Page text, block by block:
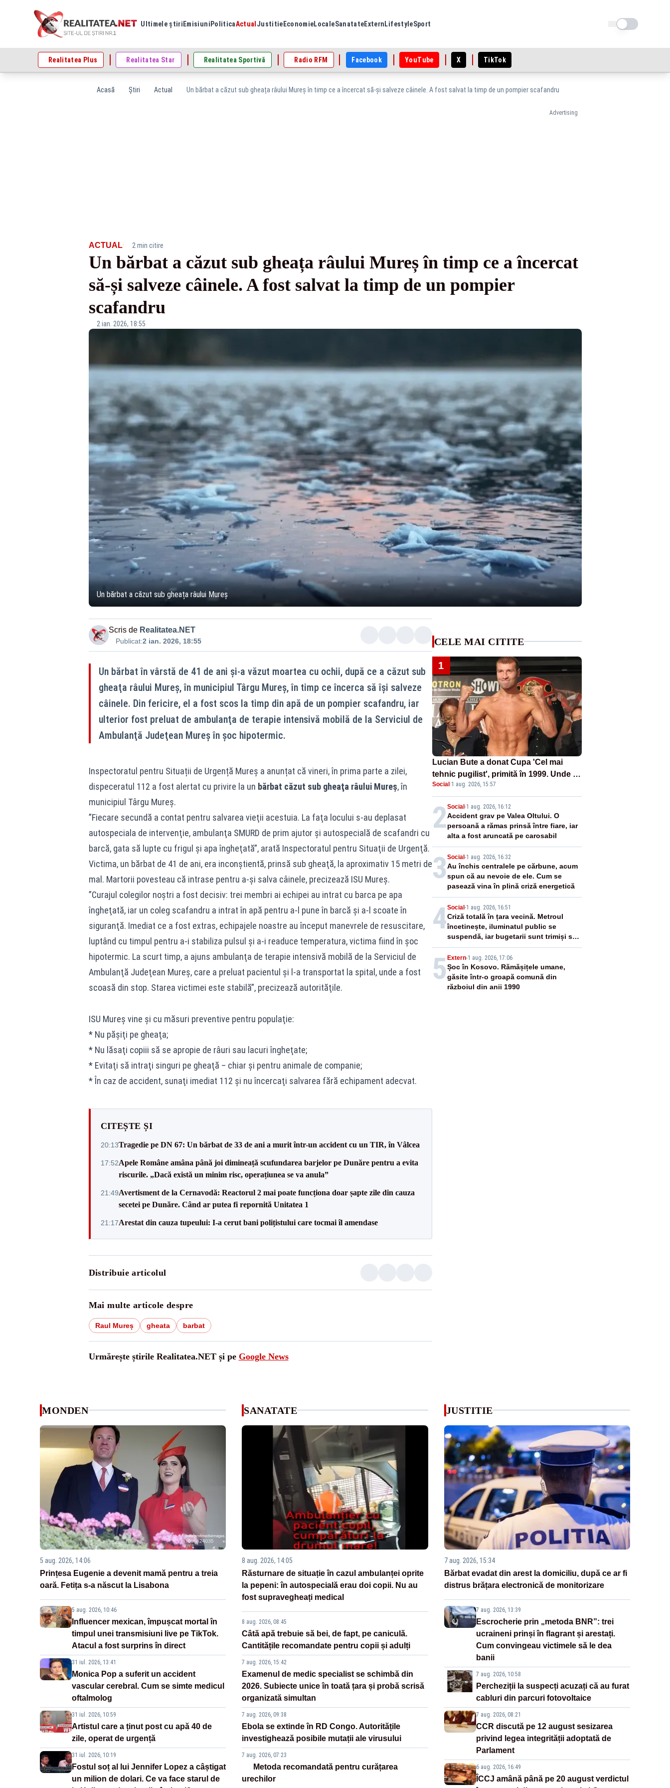
Ultimele știri Emisiuni PoliticaActual Justitie EconomieLocaleSanatateExtern LifestyleSport Schimba tema
Realitatea Plus Realitatea Star Realitatea Sportivă Radio RFM Facebook YouTube X TikTok
Acasă Știri Actual Un bărbat a căzut sub gheața râului Mureș în timp ce a încercat să-și salveze câinele. A fost salvat la timp de un pompier scafandru
Advertising
ACTUAL· 2 min citire
Un bărbat a căzut sub gheața râului Mureș în timp ce a încercat
să-și salveze câinele. A fost salvat la timp de un pompier
scafandru
2 ian. 2026, 18:55
Un bărbat a căzut sub gheața râului Mureș
Scris de Realitatea.NET
Publicat:2 ian. 2026, 18:55
Un bărbat în vârstă de 41 de ani și-a văzut moartea cu ochii, după ce a căzut sub
gheaţa râului Mureş, în municipiul Târgu Mureş, în timp ce încerca să își salveze
câinele. Din fericire, el a fost scos la timp din apă de un pompier scafandru, iar
ulterior fost preluat de ambulanţa de terapie intensivă mobilă de la Serviciul de
Ambulanţă Judeţean Mureş în șoc hipotermic.
Inspectoratul pentru Situații de Urgență Mureş a anunțat că vineri, în prima parte a zilei,
dispeceratul 112 a fost alertat cu privire la un bărbat căzut sub gheaţa râului Mureş, în
municipiul Târgu Mureş.
”Fiecare secundă a contat pentru salvarea vieţii acestuia. La faţa locului s-au deplasat
autospeciala de intervenţie, ambulanţa SMURD de prim ajutor şi autospecială de scafandri cu
barcă, gata să lupte cu frigul şi apa îngheţată”, arată Inspectoratul pentru Situaţii de Urgenţă.
Victima, un bărbat de 41 de ani, era inconştientă, prinsă sub gheaţă, la aproximativ 15 metri de
mal. Martorii povesteau că intrase pentru a-şi salva câinele, precizează ISU Mureş.
”Curajul colegilor noştri a fost decisiv: trei membri ai echipei au intrat cu barca pe apa
îngheţată, iar un coleg scafandru a intrat în apă pentru a-l pune în barcă şi a-l scoate în
siguranţă. Imediat ce a fost extras, echipajele noastre au început manevrele de resuscitare,
luptând cu timpul pentru a-i stabiliza pulsul şi a-i readuce temperatura, victima fiind în şoc
hipotermic. La scurt timp, a ajuns ambulanţa de terapie intensivă mobilă de la Serviciul de
Ambulanţă Judeţean Mureş, care a preluat pacientul şi l-a transportat la spital, unde a fost
scoasă din stop. Starea victimei este stabilă”, precizează autorităţile.
ISU Mureş vine şi cu măsuri preventive pentru populaţie:
* Nu păşiţi pe gheaţa;
* Nu lăsaţi copiii să se apropie de râuri sau lacuri îngheţate;
* ⁠Evitaţi să intraţi singuri pe gheaţă – chiar şi pentru animale de companie;
* ⁠În caz de accident, sunaţi imediat 112 şi nu încercaţi salvarea fără echipament adecvat.
CITEȘTE ȘI
20:13Tragedie pe DN 67: Un bărbat de 33 de ani a murit într-un accident cu un TIR, în Vâlcea
17:52Apele Române amâna până joi dimineață scufundarea barjelor pe Dunăre pentru a evita
riscurile. „Dacă există un minim risc, operațiunea se va anula”
21:49Avertisment de la Cernavodă: Reactorul 2 mai poate funcționa doar șapte zile din cauza
secetei pe Dunăre. Când ar putea fi repornită Unitatea 1
21:17Arestat din cauza tupeului: I-a cerut bani polițistului care tocmai îl amendase
Distribuie articolul
Mai multe articole despre
Raul Mureș gheata barbat
Urmărește știrile Realitatea.NET și pe Google News
CELE MAI CITITE
1
Lucian Bute a donat Cupa 'Cel mai
tehnic pugilist', primită în 1999. Unde va
putea fi admirat trofeul
Social·1 aug. 2026, 15:57
2Social-1 aug. 2026, 16:12
Accident grav pe Valea Oltului. O
persoană a rămas prinsă între fiare, iar
alta a fost aruncată pe carosabil
3 Social-1 aug. 2026, 16:32
Au închis centralele pe cărbune, acum
spun că au nevoie de ele. Cum se
pasează vina în plină criză energetică
4Social-1 aug. 2026, 16:51
Criză totală în țara vecină. Metroul
încetinește, iluminatul public se
suspendă, iar bugetarii sunt trimiși să
lucreze de acasă
5 Extern-1 aug. 2026, 17:06
Șoc în Kosovo. Rămășițele umane,
găsite într-o groapă comună din
războiul din anii 1990
MONDEN
5 aug. 2026, 14:06
Prințesa Eugenie a devenit mamă pentru a treia
oară. Fetița s-a născut la Lisabona
5 aug. 2026, 10:46
Influencer mexican, împușcat mortal în
timpul unei transmisiuni live pe TikTok.
Atacul a fost surprins în direct
31 iul. 2026, 13:41
Monica Pop a suferit un accident
vascular cerebral. Cum se simte medicul
oftalmolog
31 iul. 2026, 10:59
Artistul care a ținut post cu apă 40 de
zile, operat de urgență
31 iul. 2026, 10:19
Fostul soț al lui Jennifer Lopez a câștigat
un milion de dolari. Ce va face starul de
SANATATE
8 aug. 2026, 14:05
Răsturnare de situație în cazul ambulanței oprite
la pepeni: în autospecială erau doi copii. Nu au
fost supravegheați medical
8 aug. 2026, 08:45
Câtă apă trebuie să bei, de fapt, pe caniculă.
Cantitățile recomandate pentru copii și adulți
7 aug. 2026, 15:42
Examenul de medic specialist se schimbă din
2026. Subiecte unice în toată țara și probă scrisă
organizată simultan
7 aug. 2026, 09:38
Ebola se extinde în RD Congo. Autoritățile
investighează posibile mutații ale virusului
7 aug. 2026, 07:23
Metoda recomandată pentru curățarea
urechilor
JUSTITIE
7 aug. 2026, 15:34
Bărbat evadat din arest la domiciliu, după ce ar fi
distrus brățara electronică de monitorizare
7 aug. 2026, 13:39
Escrocherie prin „metoda BNR”: trei
ucraineni prinși în flagrant și arestați.
Cum convingeau victimele să le dea
banii
7 aug. 2026, 10:58
Percheziții la suspecți acuzați că au furat
cabluri din parcuri fotovoltaice
7 aug. 2026, 08:21
CCR discută pe 12 august sesizarea
privind legea integrității adoptată de
Parlament
6 aug. 2026, 16:49
ÎCCJ amână până pe 20 august verdictul